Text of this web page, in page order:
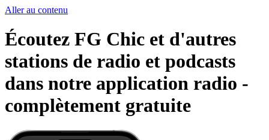
Aller au contenu
Écoutez FG Chic et d'autres
stations de radio et podcasts
dans notre application radio -
complètement gratuite